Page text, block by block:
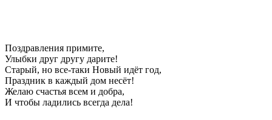
Поздравления примите,
Улыбки друг другу дарите!
Старый, но все-таки Новый идёт год,
Праздник в каждый дом несёт!
Желаю счастья всем и добра,
И чтобы ладились всегда дела!